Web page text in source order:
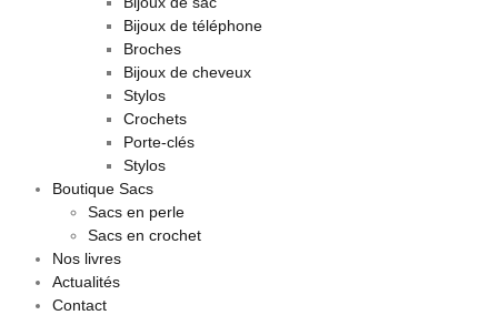
Bijoux de téléphone
Broches
Bijoux de cheveux
Stylos
Crochets
Porte-clés
Stylos
Boutique Sacs
Sacs en perle
Sacs en crochet
Nos livres
Actualités
Contact